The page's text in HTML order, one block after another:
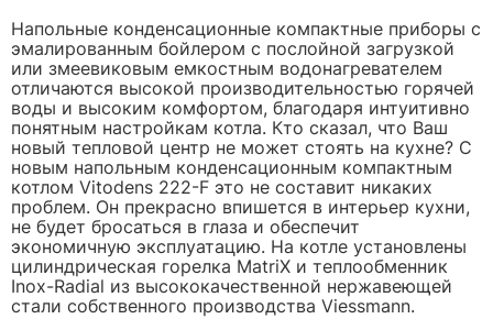
Напольные конденсационные компактные приборы с
эмалированным бойлером с послойной загрузкой
или змеевиковым емкостным водонагревателем
отличаются высокой производительностью горячей
воды и высоким комфортом, благодаря интуитивно
понятным настройкам котла. Кто сказал, что Ваш
новый тепловой центр не может стоять на кухне? С
новым напольным конденсационным компактным
котлом Vitodens 222-F это не составит никаких
проблем. Он прекрасно впишется в интерьер кухни,
не будет бросаться в глаза и обеспечит
экономичную эксплуатацию. На котле установлены
цилиндрическая горелка MatriX и теплообменник
Inox-Radial из высококачественной нержавеющей
стали собственного производства Viessmann.